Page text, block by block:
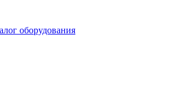
оборудования